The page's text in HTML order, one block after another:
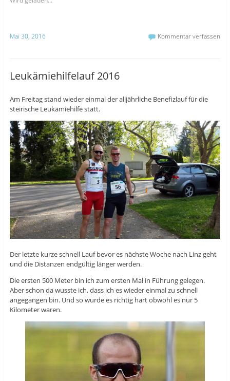
Mai 30, 2016 Kommentar verfassen
Leukämiehilfelauf 2016
Am Freitag stand wieder einmal der alljährliche Benefizlauf für die
steirische Leukämiehilfe statt.
Der letzte kurze schnell Lauf bevor es nächste Woche nach Linz geht
und die Distanzen endgültig länger werden.
Die ersten 500 Meter bin ich zum ersten Mal in Führung gelegen.
Aber schon da wusste ich, dass ich es wieder einmal zu schnell
angegangen bin. Und so wurde es richtig hart obwohl es nur 5
Kilometer waren.